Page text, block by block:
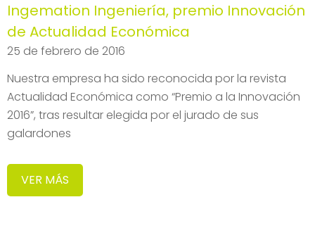
Ingemation Ingeniería, premio Innovación
de Actualidad Económica
25 de febrero de 2016
Nuestra empresa ha sido reconocida por la revista
Actualidad Económica como “Premio a la Innovación
2016”, tras resultar elegida por el jurado de sus
galardones
VER MÁS